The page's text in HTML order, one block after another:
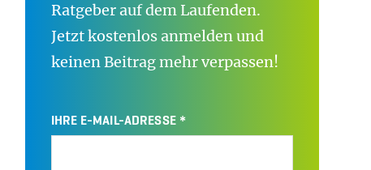
Ratgeber auf dem Laufenden.
Jetzt kostenlos anmelden und
keinen Beitrag mehr verpassen!
IHRE E-MAIL-ADRESSE